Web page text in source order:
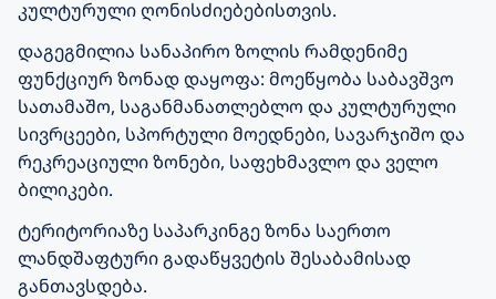
კულტურული ღონისძიებებისთვის.
დაგეგმილია სანაპირო ზოლის რამდენიმე
ფუნქციურ ზონად დაყოფა: მოეწყობა საბავშვო
სათამაშო, საგანმანათლებლო და კულტურული
სივრცეები, სპორტული მოედნები, სავარჯიშო და
რეკრეაციული ზონები, საფეხმავლო და ველო
ბილიკები.
ტერიტორიაზე საპარკინგე ზონა საერთო
ლანდშაფტური გადაწყვეტის შესაბამისად
განთავსდება.